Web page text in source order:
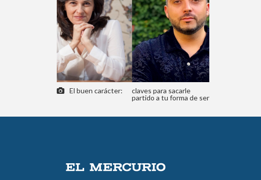
El buen carácter:
claves para sacarle
partido a tu forma de ser